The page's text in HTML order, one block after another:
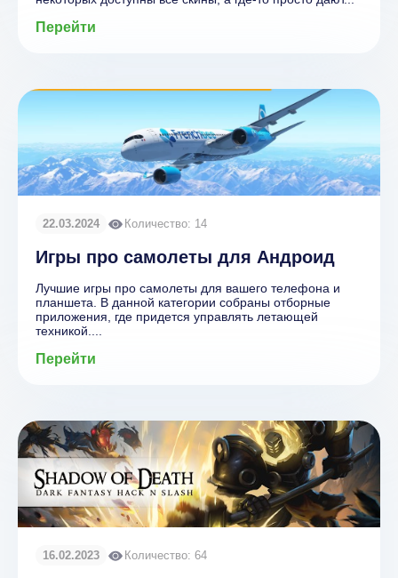
Перейти
22.03.2024 Количество: 14
Игры про самолеты для Андроид
Лучшие игры про самолеты для вашего телефона и
планшета. В данной категории собраны отборные
приложения, где придется управлять летающей
техникой....
Перейти
16.02.2023 Количество: 64